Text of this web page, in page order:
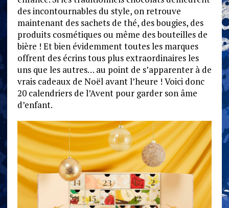
des incontournables du style, on retrouve
maintenant des sachets de thé, des bougies, des
produits cosmétiques ou même des bouteilles de
bière ! Et bien évidemment toutes les marques
offrent des écrins tous plus extraordinaires les
uns que les autres… au point de s’apparenter à de
vrais cadeaux de Noël avant l’heure ! Voici donc
20 calendriers de l’Avent pour garder son âme
d’enfant.